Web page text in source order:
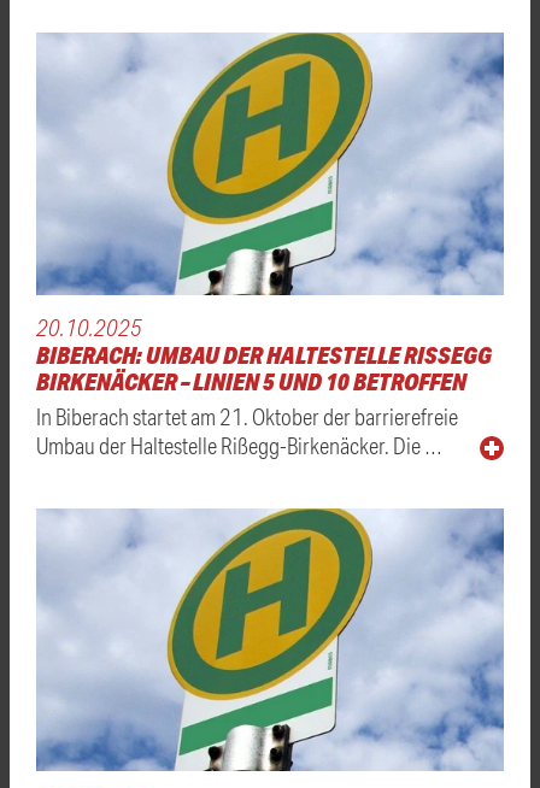
20.10.2025
BIBERACH: UMBAU DER HALTESTELLE RISSEGG B
IRKENÄCKER – LINIEN 5 UND 10 BETROFFEN
In Biberach startet am 21. Oktober der barrierefreie
Umbau der Haltestelle Rißegg-Birkenäcker. Die …